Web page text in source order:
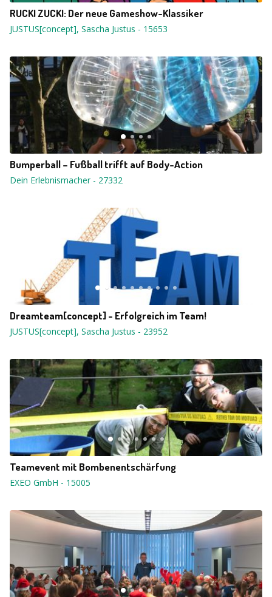
RUCKI ZUCKI: Der neue Gameshow-Klassiker
JUSTUS[concept], Sascha Justus - 15653
Bumperball – Fußball trifft auf Body-Action
Dein Erlebnismacher- 27332
Dreamteam[concept] - Erfolgreich im Team!
JUSTUS[concept], Sascha Justus - 23952
Teamevent mit Bombenentschärfung
EXEO GmbH - 15005